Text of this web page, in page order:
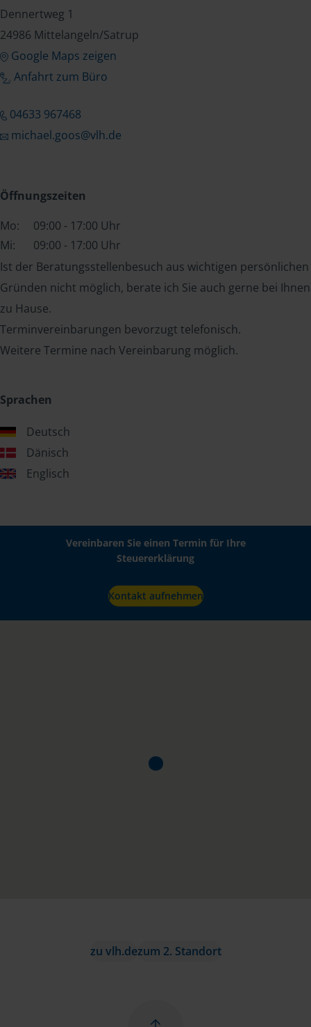
Dennertweg 1
24986 Mittelangeln/Satrup
Google Maps zeigen
Anfahrt zum Büro
04633 967468
michael.goos@vlh.de
Öffnungszeiten
Mo:
09:00 - 17:00 Uhr
Mi:
09:00 - 17:00 Uhr
Ist der Beratungsstellenbesuch aus wichtigen persönlichen
Gründen nicht möglich, berate ich Sie auch gerne bei Ihnen
zu Hause.
Terminvereinbarungen bevorzugt telefonisch.
Weitere Termine nach Vereinbarung möglich.
Sprachen
Deutsch
Dänisch
Englisch
Vereinbaren Sie einen Termin für Ihre
Steuererklärung
Kontakt aufnehmen
zu vlh.dezum 2. Standort